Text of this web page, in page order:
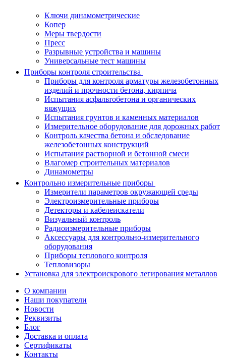
Ключи динамометрические
Копер
Меры твердости
Пресс
Разрывные устройства и машины
Универсальные тест машины
Приборы контроля строительства
Приборы для контроля арматуры железобетонных
изделий и прочности бетона, кирпича
Испытания асфальтобетона и органических
вяжущих
Испытания грунтов и каменных материалов
Измерительное оборудование для дорожных работ
Контроль качества бетона и обследование
железобетонных конструкций
Испытания растворной и бетонной смеси
Влагомер строительных материалов
Динамометры
Контрольно измерительные приборы
Измерители параметров окружающей среды
Электроизмерительные приборы
Детекторы и кабелеискатели
Визуальный контроль
Радиоизмерительные приборы
Аксессуары для контрольно-измерительного
оборудования
Приборы теплового контроля
Тепловизоры
Установка для электроискрового легирования металлов
О компании
Наши покупатели
Новости
Реквизиты
Блог
Доставка и оплата
Сертификаты
Контакты